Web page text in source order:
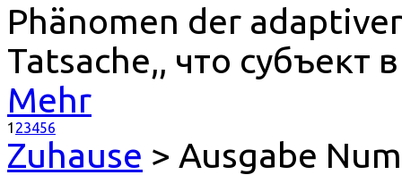
Phänomen der
Tatsache,, что субъект в
Mehr
1 23456
Zuhause > Ausgabe